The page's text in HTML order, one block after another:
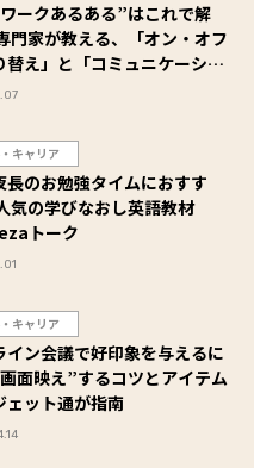
ークあるある”はこれで解
門家が教える、「オン・オフ
替え」と「コミュニケーショ
キャリア
長のお勉強タイムにおすす
気の学びなおし英語教材
トーク
キャリア
イン会議で好印象を与えるに
面映え”するコツとアイテム
ェット通が指南